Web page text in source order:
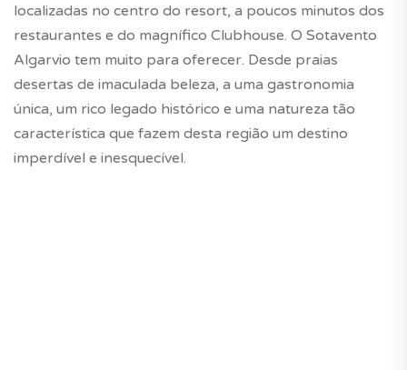
localizadas no centro do resort, a poucos minutos dos
restaurantes e do magnífico Clubhouse. O Sotavento
Algarvio tem muito para oferecer. Desde praias
desertas de imaculada beleza, a uma gastronomia
única, um rico legado histórico e uma natureza tão
característica que fazem desta região um destino
imperdível e inesquecível.